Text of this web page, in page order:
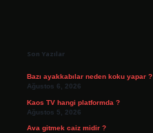
Son Yazılar
Bazı ayakkabılar neden koku yapar ?
Ağustos 6, 2026
Kaos TV hangi platformda ?
Ağustos 5, 2026
Ava gitmek caiz midir ?